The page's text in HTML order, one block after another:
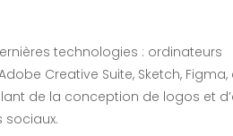
technologies : ordinateurs
Creative Suite, Sketch, Figma,
de la conception de logos et